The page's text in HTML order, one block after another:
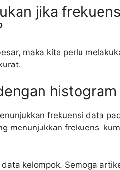
jika
maka kita perlu
frekuensi data
menunjukkan frekuensi
kelompok. Semoga